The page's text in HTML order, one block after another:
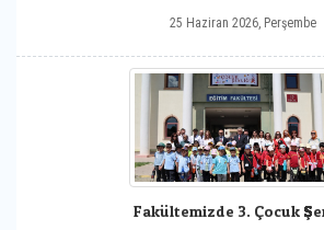
25 Haziran 2026, Perşembe
Fakültemizde 3. Çocuk